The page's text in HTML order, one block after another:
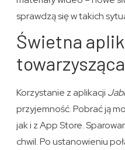
sprawdzą się w takich
Świetna
Korzystanie z aplikacji
przyjemność. Pobrać ją
jak i z App Store.
chwil. Po ustanowieniu